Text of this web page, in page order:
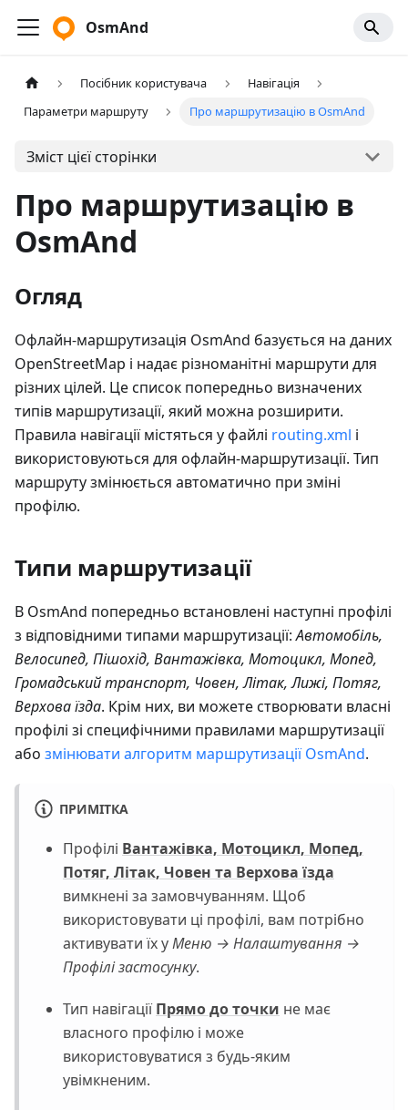
OsmAnd
Посібник користувача
Навігація
Параметри маршруту
Про маршрутизацію в OsmAnd
Зміст цієї сторінки
Про маршрутизацію в
OsmAnd
Огляд
Офлайн-маршрутизація OsmAnd базується на даних
OpenStreetMap і надає різноманітні маршрути для
різних цілей. Це список попередньо визначених
типів маршрутизації, який можна розширити.
Правила навігації містяться у файлі routing.xml і
використовуються для офлайн-маршрутизації. Тип
маршруту змінюється автоматично при зміні
профілю.
Типи маршрутизації
В OsmAnd попередньо встановлені наступні профілі
з відповідними типами маршрутизації:Автомобіль,
Велосипед, Пішохід, Вантажівка, Мотоцикл, Мопед,
Громадський транспорт, Човен, Літак, Лижі, Потяг,
Верхова їзда. Крім них, ви можете створювати власні
профілі зі специфічними правилами маршрутизації
або змінювати алгоритм маршрутизації OsmAnd.
ПРИМІТКА
Профілі Вантажівка, Мотоцикл, Мопед,
Потяг, Літак, Човен та Верхова їзда
вимкнені за замовчуванням. Щоб
використовувати ці профілі, вам потрібно
активувати їх уМеню → Налаштування →
Профілі застосунку.
Тип навігаціїПрямо до точки не має
власного профілю і може
використовуватися з будь-яким
увімкненим.